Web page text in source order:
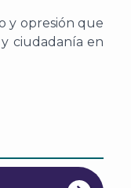
y opresión que
ciudadanía en